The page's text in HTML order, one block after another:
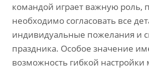
командой играет важную роль,
необходимо согласовать все
индивидуальные пожелания и
праздника. Особое значение
возможность гибкой